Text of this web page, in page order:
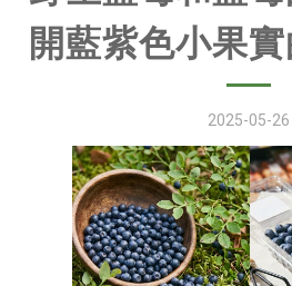
開藍紫色小果
2025-05-26